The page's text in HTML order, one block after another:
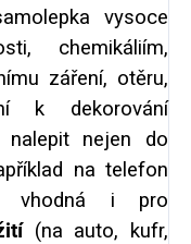
vysoce
chemikáliím,
záření, otěru,
k dekorování
nejen do
na telefon
vhodná i pro
(na auto, kufr,